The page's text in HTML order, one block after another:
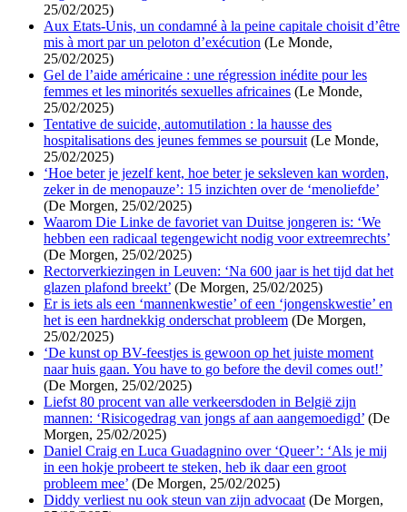
25/02/2025)
Aux Etats-Unis, un condamné à la peine capitale choisit d’être
mis à mort par un peloton d’exécution (Le Monde,
25/02/2025)
Gel de l’aide américaine : une régression inédite pour les
femmes et les minorités sexuelles africaines (Le Monde,
25/02/2025)
Tentative de suicide, automutilation : la hausse des
hospitalisations des jeunes femmes se poursuit (Le Monde,
25/02/2025)
‘Hoe beter je jezelf kent, hoe beter je seksleven kan worden,
zeker in de menopauze’: 15 inzichten over de ‘menoliefde’
(De Morgen, 25/02/2025)
Waarom Die Linke de favoriet van Duitse jongeren is: ‘We
hebben een radicaal tegengewicht nodig voor extreemrechts’
(De Morgen, 25/02/2025)
Rectorverkiezingen in Leuven: ‘Na 600 jaar is het tijd dat het
glazen plafond breekt’ (De Morgen, 25/02/2025)
Er is iets als een ‘mannenkwestie’ of een ‘jongenskwestie’ en
het is een hardnekkig onderschat probleem (De Morgen,
25/02/2025)
‘De kunst op BV-feestjes is gewoon op het juiste moment
naar huis gaan. You have to go before the devil comes out!’
(De Morgen, 25/02/2025)
Liefst 80 procent van alle verkeersdoden in België zijn
mannen: ‘Risicogedrag van jongs af aan aangemoedigd’ (De
Morgen, 25/02/2025)
Daniel Craig en Luca Guadagnino over ‘Queer’: ‘Als je mij
in een hokje probeert te steken, heb ik daar een groot
probleem mee’ (De Morgen, 25/02/2025)
Diddy verliest nu ook steun van zijn advocaat (De Morgen,